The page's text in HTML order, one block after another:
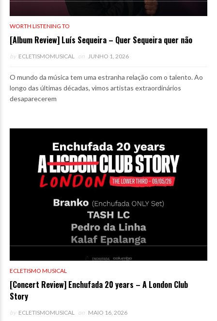
WORTH LISTENING TO
[Album Review] Luís Sequeira – Quer Sequeira quer não
by ECLETISMOMUSICAL on JUNHO 1, 2026
O mundo da música tem uma estranha relação com o talento. Ao
longo das últimas décadas, vimos artistas extraordinários
desaparecerem
ECLETISMO MUSICAL
[Concert Review] Enchufada 20 years – A London Club
Story
by ECLETISMOMUSICAL on MAIO 16, 2026